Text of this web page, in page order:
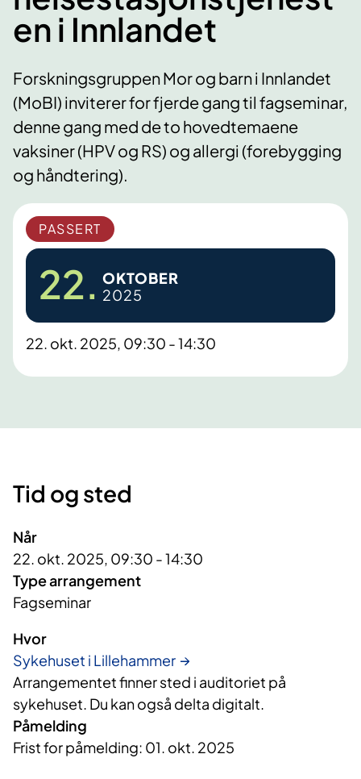
en i Innlandet
Forskningsgruppen Mor og barn i Innlandet
(MoBI) inviterer for fjerde gang til fagseminar,
denne gang med de to hovedtemaene
vaksiner (HPV og RS) og allergi (forebygging
og håndtering).
PASSERT
22. OKTOBER
2025
22. okt. 2025, 09:30 - 14:30
Tid og sted
Når
22. okt. 2025, 09:30 - 14:30
Type arrangement
Fagseminar
Hvor
Sykehuset i Lillehammer
Arrangementet finner sted i auditoriet på
sykehuset. Du kan også delta digitalt.
Påmelding
Frist for påmelding: 01. okt. 2025